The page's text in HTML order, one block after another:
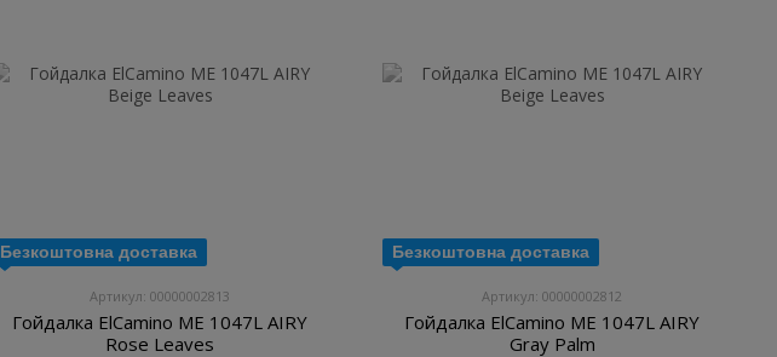
Безкоштовна доставка
Артикул: 00000002813
Гойдалка ElCamino ME 1047L AIRY
Rose Leaves
Безкоштовна доставка
Артикул: 00000002812
Гойдалка ElCamino ME 1047L AIRY
Gray Palm